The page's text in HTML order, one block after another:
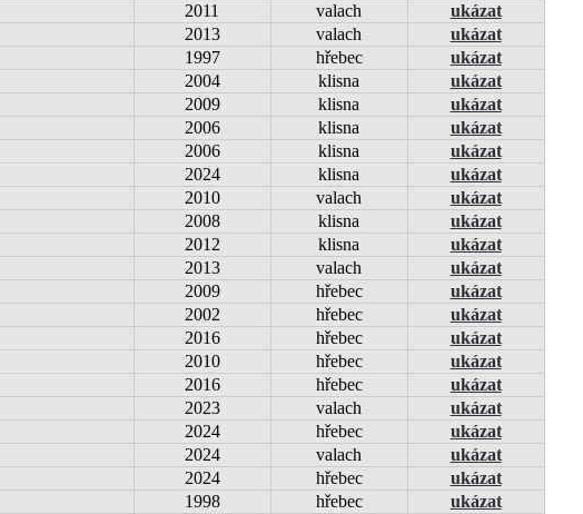
2011 valach
ukázat
2013 valach
ukázat
1997 hřebec
ukázat
2004 klisna
ukázat
2009 klisna
ukázat
2006 klisna
ukázat
2006 klisna
ukázat
2024 klisna
ukázat
2010 valach
ukázat
2008 klisna
ukázat
2012 klisna
ukázat
2013 valach
ukázat
2009 hřebec
ukázat
2002 hřebec
ukázat
2016 hřebec
ukázat
2010 hřebec
ukázat
2016 hřebec
ukázat
2023 valach
ukázat
2024 hřebec
ukázat
2024 valach
ukázat
2024 hřebec
ukázat
1998 hřebec
ukázat